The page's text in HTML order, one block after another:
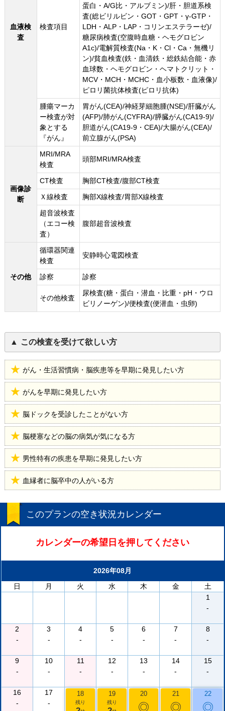
血液検
査
検査項目
蛋白・A/G比・アルブミン)/肝・胆道系検
査(総ビリルビン・GOT・GPT・γ-GTP・
LDH・ALP・LAP・コリンエステラーゼ)/
糖尿病検査(空腹時血糖・ヘモグロビン
A1c)/電解質検査(Na・K・Cl・Ca・無機リ
ン)/貧血検査(鉄・血清鉄・総鉄結合能・赤
血球数・ヘモグロビン・ヘマトクリット・
MCV・MCH・MCHC・血小板数・血液像)/
ピロリ菌抗体検査(ピロリ抗体)
腫瘍マーカ
ー検査が対
象とする
『がん』
胃がん(CEA)/神経芽細胞腫(NSE)/肝臓がん
(AFP)/肺がん(CYFRA)/膵臓がん(CA19-9)/
胆道がん(CA19-9・CEA)/大腸がん(CEA)/
前立腺がん(PSA)
画像診
断
MRI/MRA
検査
頭部MRI/MRA検査
CT検査
胸部CT検査/腹部CT検査
Ｘ線検査
胸部X線検査/胃部X線検査
超音波検査
（エコー検
査）
腹部超音波検査
その他
循環器関連
検査
安静時心電図検査
診察 診察
その他検査
尿検査(糖・蛋白・潜血・比重・pH・ウロ
ビリノーゲン)/便検査(便潜血・虫卵)
この検査を受けて欲しい方
がん・生活習慣病・脳疾患等を早期に発見したい方
がんを早期に発見したい方
脳ドックを受診したことがない方
脳梗塞などの脳の病気が気になる方
男性特有の疾患を早期に発見したい方
血縁者に脳卒中の人がいる方
このプランの空き状況カレンダー
カレンダーの希望日を押してください
2026年08月
日
月 火 水 木 金
土
1
-
2
-
3
-
4
-
5
-
6
-
7
-
8
-
9
-
10
-
11
-
12
-
13
-
14
-
15
-
16
-
17
-
18
残り
19
残り
20
◎
21
◎
22
◎